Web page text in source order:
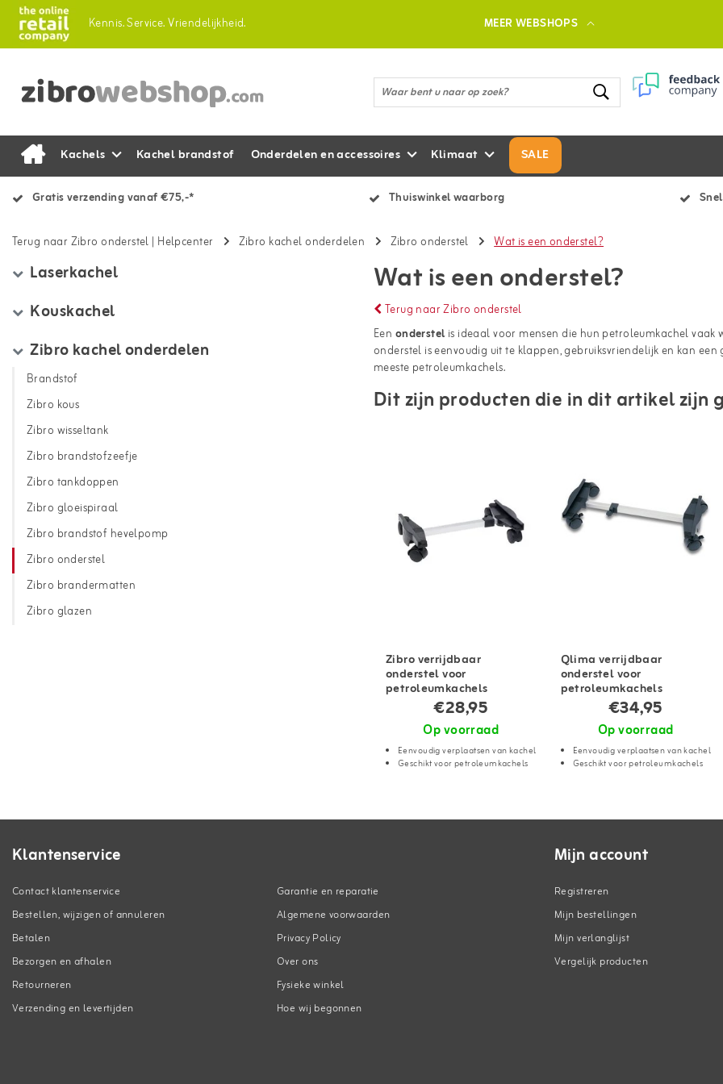
Kennis.Service.Vriendelijkheid. MEER WEBSHOPS
Kachels Kachel brandstof Onderdelen en accessoires Klimaat SALE
Gratis verzending vanaf €75,-* Thuiswinkel waarborg
Terug naar Zibro onderstel | Helpcenter Zibro kachel onderdelen Zibro onderstel Wat is een onderstel?
Laserkachel
Kouskachel
Zibro kachel onderdelen
Brandstof
Zibro kous
Zibro wisseltank
Zibro brandstofzeefje
Zibro tankdoppen
Zibro gloeispiraal
Zibro brandstof hevelpomp
Zibro onderstel
Zibro brandermatten
Zibro glazen
Wat is een onderstel?
Terug naar Zibro onderstel
Een onderstelis ideaal voor mensen die hun petroleumkachel
onderstel is eenvoudig uit te klappen, gebruiksvriendelijk en kan
meeste petroleumkachels.
Dit zijn producten die in dit artikel zijn
Zibro verrijdbaar
onderstel voor
petroleumkachels
€28,95
Op voorraad
Eenvoudig verplaatsen van kachel
Geschikt voor petroleumkachels
Qlima verrijdbaar
onderstel voor
petroleumkachels
€34,95
Op voorraad
Eenvoudig verplaatsen van kachel
Geschikt voor petroleumkachels
Klantenservice
Contact klantenservice
Bestellen, wijzigen of annuleren
Betalen
Bezorgen en afhalen
Retourneren
Verzending en levertijden
Garantie en reparatie
Algemene voorwaarden
Privacy Policy
Over ons
Fysieke winkel
Hoe wij begonnen
Mijn account
Registreren
Mijn bestellingen
Mijn verlanglijst
Vergelijk producten